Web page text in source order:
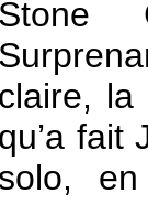
Stone
claire, la
qu’a fait
solo, en